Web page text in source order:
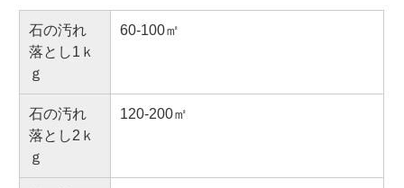
石の汚れ
落とし1ｋ
ｇ
60-100㎡
石の汚れ
落とし2ｋ
ｇ
120-200㎡